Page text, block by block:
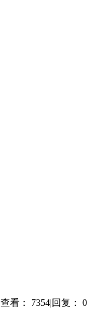
查看： 7354|回复： 0